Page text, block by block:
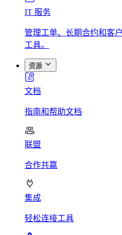
IT 服务
管理工单、长期合约和客
工具。
资源
文档
指南和帮助文档
联盟
合作共赢
集成
轻松连接工具